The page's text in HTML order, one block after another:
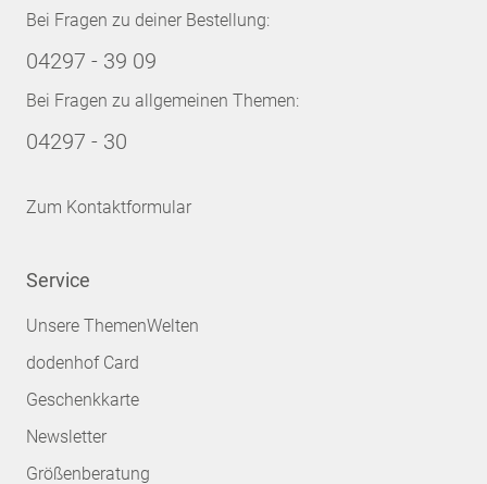
Bei Fragen zu deiner Bestellung:
04297 - 39 09
Bei Fragen zu allgemeinen Themen:
04297 - 30
Zum Kontaktformular
Service
Unsere ThemenWelten
dodenhof Card
Geschenkkarte
Newsletter
Größenberatung